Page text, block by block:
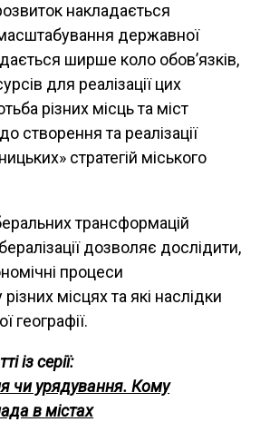
накладається
державної
ширше коло обов’язків,
для реалізації цих
різних місць та міст
створення та реалізації
стратегій міського
трансформацій
дозволяє дослідити,
процеси
місцях та які наслідки
географії.
із серії:
чи урядування. Кому
в містах